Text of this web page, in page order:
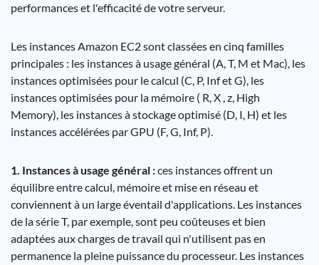
performances et l'efficacité de votre serveur.
Les instances Amazon EC2 sont classées en cinq familles
principales : les instances à usage général (A, T, M et Mac), les
instances optimisées pour le calcul (C, P, Inf et G), les
instances optimisées pour la mémoire ( R, X , z, High
Memory), les instances à stockage optimisé (D, I, H) et les
instances accélérées par GPU (F, G, Inf, P).
1. Instances à usage général :ces instances offrent un
équilibre entre calcul, mémoire et mise en réseau et
conviennent à un large éventail d'applications. Les instances
de la série T, par exemple, sont peu coûteuses et bien
adaptées aux charges de travail qui n'utilisent pas en
permanence la pleine puissance du processeur. Les instances